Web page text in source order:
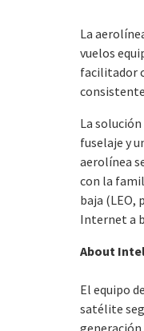
La
vuelos
facilitador
La
fuselaje y
aerolínea
con la
baja (LEO,
Internet a
About
El equipo
satélite